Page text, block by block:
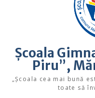
Școala
Piru”,
„Şcoala cea mai bună
toate să